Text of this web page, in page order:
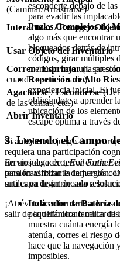
esconderte debajo de
para evadir las
Puzles Complejos de
algo más que encontrar
bloqueados detrás de
códigos, girar múltiples
menudo bajo una
Repetición de Alto
experiencia inicial. El
obligándote a aprender
ubicación de los
escape óptima a través
Si anhelas un juego de terror
requiera una participación
nervios de acero,Evil Father
tensión asfixiante de juegos
una capa de intrincada
¡Atrévete a enfrentarte a la
salir de la dinámica familiar
(Caminar/Arrastrarse)
Interactuar / Recoger
Usar Objeto del Inventario
Correr / Esprintar(Usar solo
cuando sea necesario)
Agacharse / Esconderse
de las camas, etc.)
Abrir Inventario
3. Leyendo el Campo
En un juego de terror como
para maximizar la inmersión.
sutiles en lugar de solo a los
Indicador de Batería
pequeño icono cerca de
muestra cuánta energía
atenúa, corres el riesgo
hace que la navegación
imposibles.